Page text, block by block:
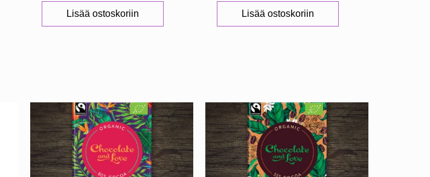
Lisää ostoskoriin Lisää ostoskoriin